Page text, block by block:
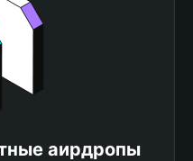
аирдропы